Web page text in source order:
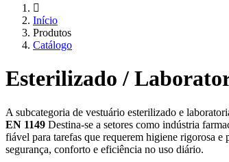
Início
Produtos
Catálogo
Esterilizado /
A subcategoria de vestuário esterilizado e
EN 1149 Destina‑se a setores como indústria
fiável para tarefas que requerem higiene rigorosa
segurança, conforto e eficiência no uso diário.